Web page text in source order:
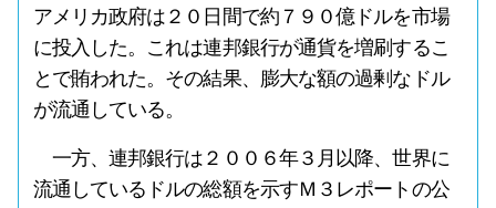
アメリカ政府は２０日間で約７９０億ドルを市場
に投入した。これは連邦銀行が通貨を増刷するこ
とで賄われた。その結果、膨大な額の過剰なドル
が流通している。
一方、連邦銀行は２００６年３月以降、世界に
流通しているドルの総額を示すＭ３レポートの公